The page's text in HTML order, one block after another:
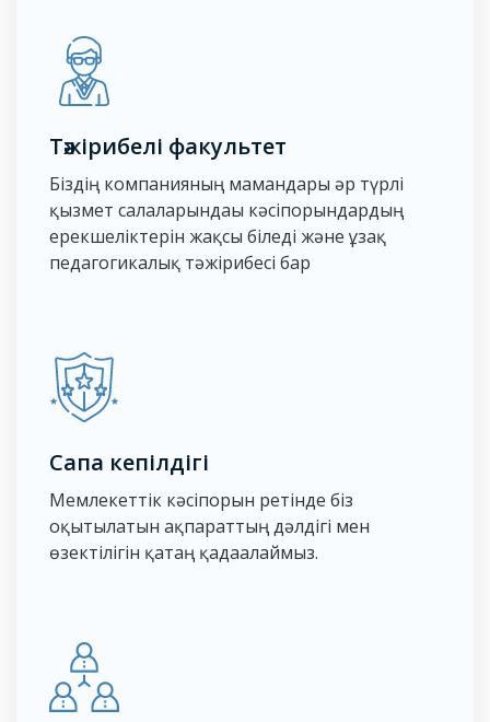
Тәжірибелі факультет
Біздің компанияның мамандары әр түрлі
қызмет салаларындағы кәсіпорындардың
ерекшеліктерін жақсы біледі және ұзақ
педагогикалық тәжірибесі бар
Сапа кепілдігі
Мемлекеттік кәсіпорын ретінде біз
оқытылатын ақпараттың дәлдігі мен
өзектілігін қатаң қадағалаймыз.